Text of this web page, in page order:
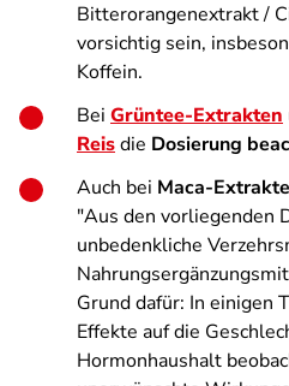
Bitterorangenextrakt /
vorsichtig sein,
Koffein.
Bei Grüntee-Extrakten
Reisdie Dosierung
Auch bei Maca-
"Aus den vorliegenden
unbedenkliche
Grund dafür: In einigen
Effekte auf die
Hormonhaushalt